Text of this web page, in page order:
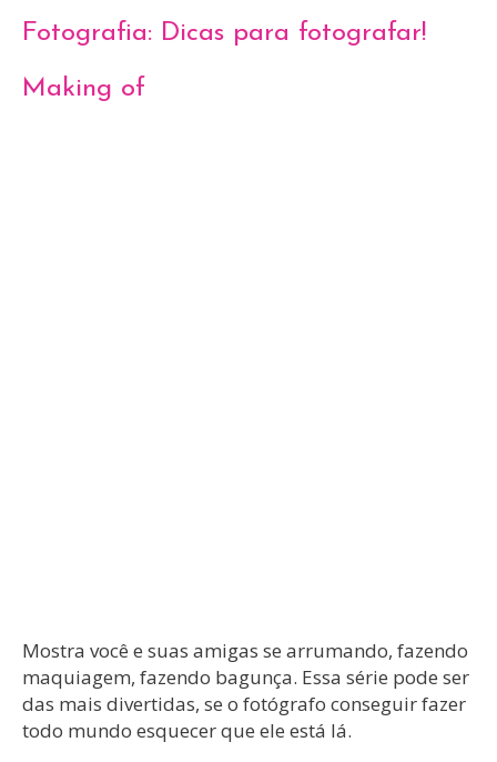
Fotografia: Dicas para fotografar!
Making of
Mostra você e suas amigas se arrumando, fazendo
maquiagem, fazendo bagunça. Essa série pode ser
das mais divertidas, se o fotógrafo conseguir fazer
todo mundo esquecer que ele está lá.